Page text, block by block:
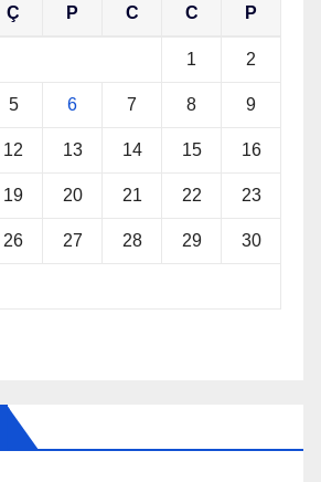
Ç P C C P
1 2
5 6 7 8 9
12 13 14 15 16
19 20 21 22 23
26 27 28 29 30